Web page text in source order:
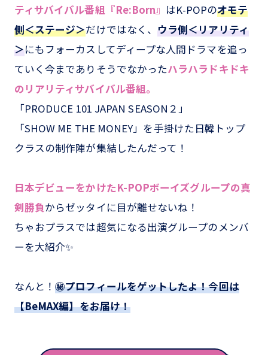
ティサバイバル番組『Re:Born』 はK-POPのオモテ
側＜ステージ＞だけではなく、ウラ側＜リアリティ
＞にもフォーカスしてディープな人間ドラマを追っ
ていく今までありそうでなかったハラハラドキドキ
のリアリティサバイバル番組。
「PRODUCE 101 JAPAN SEASON２」
「SHOW ME THE MONEY」を手掛けた日韓トップ
クラスの制作陣が集結したんだって！
日本デビューをかけたK-POPボーイズグループの真
剣勝負からゼッタイに目が離せないね！
ちゃおプラスでは超気になる出演グループのメンバ
ーを大紹介✨
なんと！㊙プロフィールをゲットしたよ！今回は
【BeMAX編】をお届け！